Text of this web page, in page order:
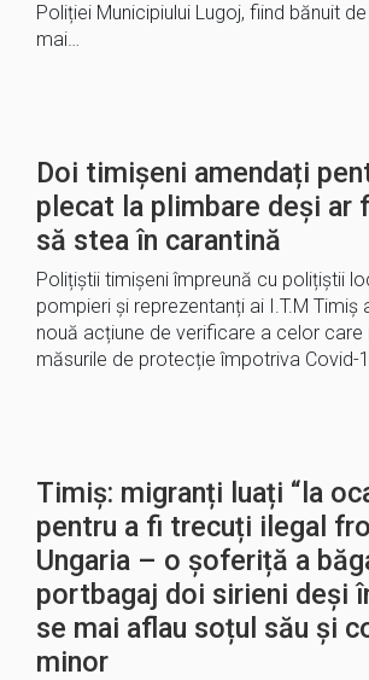
Poliției Municipiului Lugoj, fiind bănuit
mai…
Doi timișeni amendați
plecat la plimbare deși ar
să stea în carantină
Polițiștii timișeni împreună cu polițiștii
pompieri și reprezentanți ai I.T.M Timiș
nouă acțiune de verificare a celor care
măsurile de protecție împotriva Covid-
Timiș: migranți luați “la
pentru a fi trecuți ilegal
Ungaria – o șoferiță a
portbagaj doi sirieni deși
se mai aflau soțul său și
minor